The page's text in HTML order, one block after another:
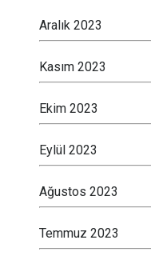
Aralık 2023
Kasım 2023
Ekim 2023
Eylül 2023
Ağustos 2023
Temmuz 2023